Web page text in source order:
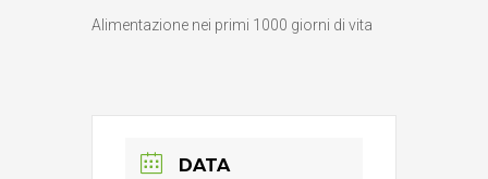
Alimentazione nei primi 1000 giorni di vita
DATA